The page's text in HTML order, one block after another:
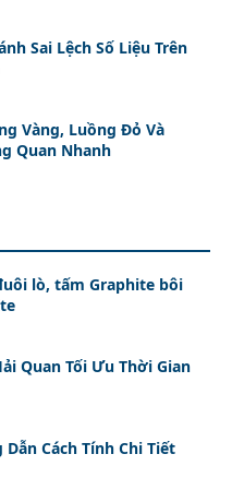
Sai Lệch Số Liệu Trên
Vàng, Luồng Đỏ Và
Quan Nhanh
lò, tấm Graphite bôi
Quan Tối Ưu Thời Gian
Cách Tính Chi Tiết